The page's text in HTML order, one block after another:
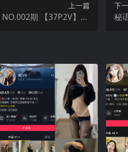
上一篇
期 【37P2V】20
下
秘